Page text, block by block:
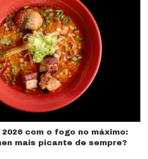
com o fogo no máximo:
mais picante de sempre?